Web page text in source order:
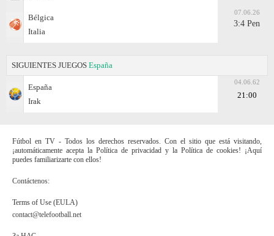
Bélgica
Italia
07.06.26
3:4 Pen
SIGUIENTES JUEGOS España
España
Irak
04.06.62
21:00
Fútbol en TV - Todos los derechos reservados. Con el sitio que está visitando,
¡automáticamente acepta la Política de privacidad y la Política de cookies! ¡Aquí
puedes familiarizarte con ellos!
Contáctenos:
Terms of Use (EULA)
contact@telefootball.net